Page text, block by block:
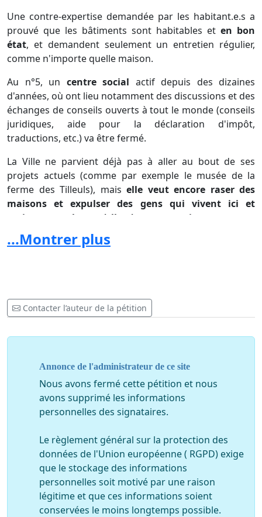
Une contre-expertise demandée par les habitant.e.s a
prouvé que les bâtiments sont habitables et en bon
état, et demandent seulement un entretien régulier,
comme n'importe quelle maison.
Au n°5, un centre social actif depuis des dizaines
d'années, où ont lieu notamment des discussions et des
échanges de conseils ouverts à tout le monde (conseils
juridiques, aide pour la déclaration d'impôt,
traductions, etc.) va être fermé.
La Ville ne parvient déjà pas à aller au bout de ses
projets actuels (comme par exemple le musée de la
ferme des Tilleuls), mais elle veut encore raser des
maisons et expulser des gens qui vivent ici et
maintenant alors qu'elle n'a aucun projet concret
La démarche des autorités correspond à une logique
privilégiés à la périphérie.
LA RUE SI ELLES SONT DEMOLIES
En signant, vous montrez votre opposition à la
démolition.
un droit à une maison pour tout le monde!
...Montrer plus
Contacter l’auteur de la pétition
Annonce de l'administrateur de ce site
Nous avons fermé cette pétition et nous
avons supprimé les informations
personnelles des signataires.
Le règlement général sur la protection des
données de l'Union européenne ( RGPD) exige
que le stockage des informations
personnelles soit motivé par une raison
légitime et que ces informations soient
conservées le moins longtemps possible.